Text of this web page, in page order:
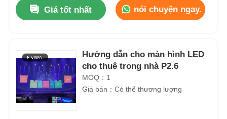
Giá tốt nhất nói chuyện ngay.
Hướng dẫn cho màn hình LED
cho thuê trong nhà P2.6
MOQ：1
Giá bán：Có thể thương lượng